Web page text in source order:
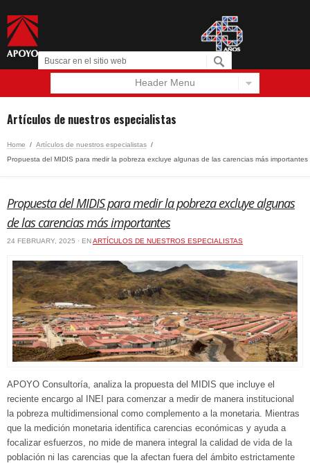
Header Menu
Artículos de nuestros especialistas
Home / Artículos de nuestros especialistas /
Propuesta del MIDIS para medir la pobreza excluye algunas de las carencias más importantes
Propuesta del MIDIS para medir la pobreza excluye algunas
de las carencias más importantes
24 FEBRUARY, 2025 · ENARTÍCULOS DE NUESTROS ESPECIALISTAS
APOYO Consultoría, analiza la propuesta del MIDIS que incluye el
reciente encargo al INEI para comenzar a medir de manera institucional
la pobreza multidimensional como complemento a la monetaria. Mientras
que la medición monetaria identifica carencias económicas y ayuda a
focalizar esfuerzos, no mide de manera integral la calidad de vida de la
población ni las carencias que la afectan fuera del ámbito estrictamente